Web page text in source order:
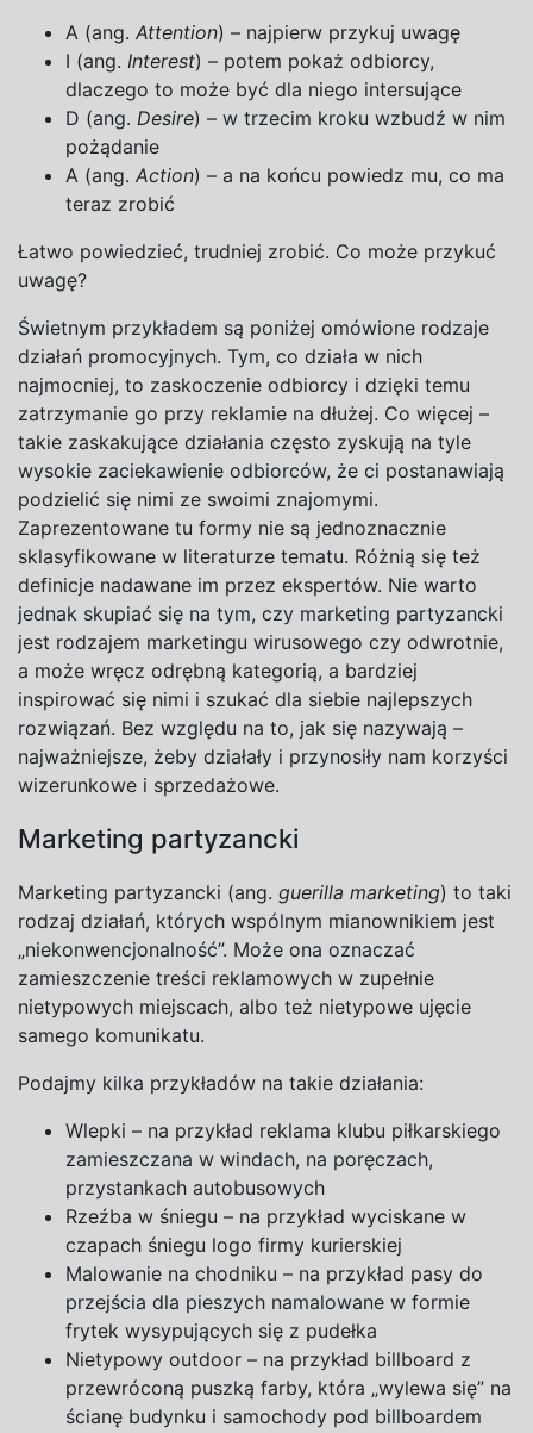
A (ang. Attention) – najpierw przykuj uwagę
I (ang. Interest) – potem pokaż odbiorcy,
dlaczego to może być dla niego intersujące
D (ang. Desire) – w trzecim kroku wzbudź w nim
pożądanie
A (ang. Action) – a na końcu powiedz mu, co ma
teraz zrobić
Łatwo powiedzieć, trudniej zrobić. Co może przykuć
uwagę?
Świetnym przykładem są poniżej omówione rodzaje
działań promocyjnych. Tym, co działa w nich
najmocniej, to zaskoczenie odbiorcy i dzięki temu
zatrzymanie go przy reklamie na dłużej. Co więcej –
takie zaskakujące działania często zyskują na tyle
wysokie zaciekawienie odbiorców, że ci postanawiają
podzielić się nimi ze swoimi znajomymi.
Zaprezentowane tu formy nie są jednoznacznie
sklasyfikowane w literaturze tematu. Różnią się też
definicje nadawane im przez ekspertów. Nie warto
jednak skupiać się na tym, czy marketing partyzancki
jest rodzajem marketingu wirusowego czy odwrotnie,
a może wręcz odrębną kategorią, a bardziej
inspirować się nimi i szukać dla siebie najlepszych
rozwiązań. Bez względu na to, jak się nazywają –
najważniejsze, żeby działały i przynosiły nam korzyści
wizerunkowe i sprzedażowe.
Marketing partyzancki
Marketing partyzancki (ang. guerilla marketing) to taki
rodzaj działań, których wspólnym mianownikiem jest
„niekonwencjonalność”. Może ona oznaczać
zamieszczenie treści reklamowych w zupełnie
nietypowych miejscach, albo też nietypowe ujęcie
samego komunikatu.
Podajmy kilka przykładów na takie działania:
Wlepki – na przykład reklama klubu piłkarskiego
zamieszczana w windach, na poręczach,
przystankach autobusowych
Rzeźba w śniegu – na przykład wyciskane w
czapach śniegu logo firmy kurierskiej
Malowanie na chodniku – na przykład pasy do
przejścia dla pieszych namalowane w formie
frytek wysypujących się z pudełka
Nietypowy outdoor – na przykład billboard z
przewróconą puszką farby, która „wylewa się” na
ścianę budynku i samochody pod billboardem